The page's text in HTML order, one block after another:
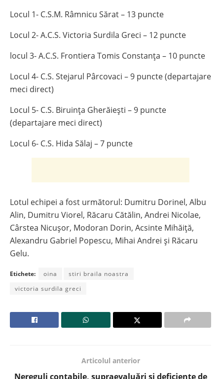
Locul 1- C.S.M. Râmnicu Sărat – 13 puncte
Locul 2- A.C.S. Victoria Surdila Greci – 12 puncte
locul 3- A.C.S. Frontiera Tomis Constanța – 10 puncte
Locul 4- C.S. Stejarul Pârcovaci – 9 puncte (departajare
meci direct)
Locul 5- C.S. Biruința Gherăiești – 9 puncte
(departajare meci direct)
Locul 6- C.S. Hida Sălaj – 7 puncte
Lotul echipei a fost următorul: Dumitru Dorinel, Albu
Alin, Dumitru Viorel, Răcaru Cătălin, Andrei Nicolae,
Cârstea Nicușor, Modoran Dorin, Acsinte Mihăiță,
Alexandru Gabriel Popescu, Mihai Andrei și Răcaru
Gelu.
Etichete: oina
stiri braila noastra
victoria surdila greci
Articolul anterior
Nereguli contabile, supraevaluări și deficiențe de